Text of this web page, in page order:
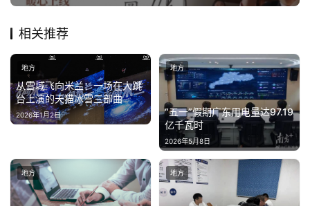
相关推荐
从雪域飞向米兰：一场在大跳
台上演的天猫冰雪三部曲
2026年1月2日
地方
“五一”假期广东用电量达97.19
亿千瓦时
2026年5月8日
地方
地方 地方